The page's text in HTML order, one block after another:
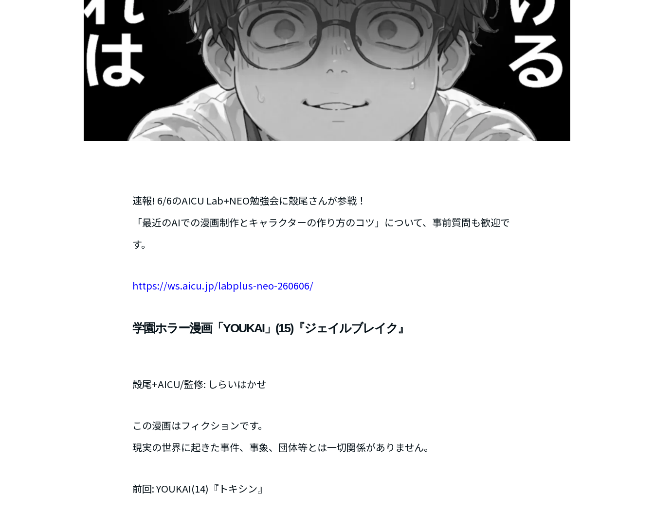
速報! 6/6のAICU Lab+NEO勉強会に殻尾さんが参戦！
「最近のAIでの漫画制作とキャラクターの作り方のコツ」について、事前質問も歓迎で
す。
https://ws.aicu.jp/labplus-neo-260606/
学園ホラー漫画「YOUKAI」(15)『ジェイルブレイク』
殻尾+AICU/監修: しらいはかせ
この漫画はフィクションです。
現実の世界に起きた事件、事象、団体等とは一切関係がありません。
前回: YOUKAI(14)『トキシン』